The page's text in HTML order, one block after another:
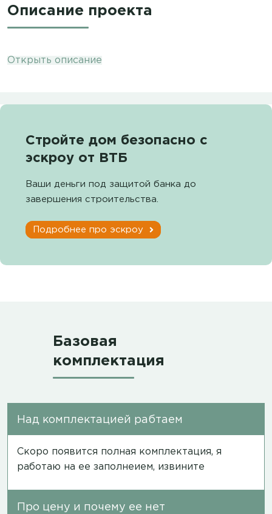
Описание проекта
Открыть описание
Стройте дом безопасно с
эскроу от ВТБ
Ваши деньги под защитой банка до
завершения строительства.
Подробнее про эскроу
Базовая
комплектация
Над комплектацией рабтаем
Скоро появится полная комплектация, я
работаю на ее заполнеием, извините
Про цену и почему ее нет